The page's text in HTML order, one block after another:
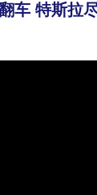
车 特斯拉